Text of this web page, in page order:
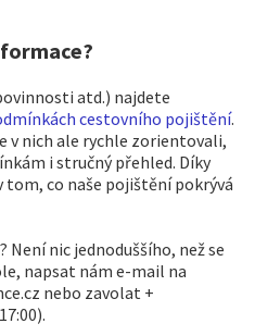
atd.) najdete
cestovního pojištění.
v nich ale rychle zorientovali,
i stručný přehled. Díky
co naše pojištění pokrývá
Není nic jednoduššího, než se
napsat nám e-mail na
nebo zavolat +